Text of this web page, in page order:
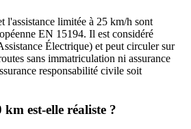
l'assistance limitée à 25 km/h sont
EN 15194. Il est considéré
Électrique) et peut circuler sur
sans immatriculation ni assurance
responsabilité civile soit
est-elle réaliste ?